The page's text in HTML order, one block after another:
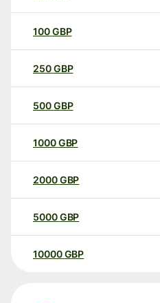
100GBP
250GBP
500GBP
1000GBP
2000GBP
5000GBP
10000 GBP